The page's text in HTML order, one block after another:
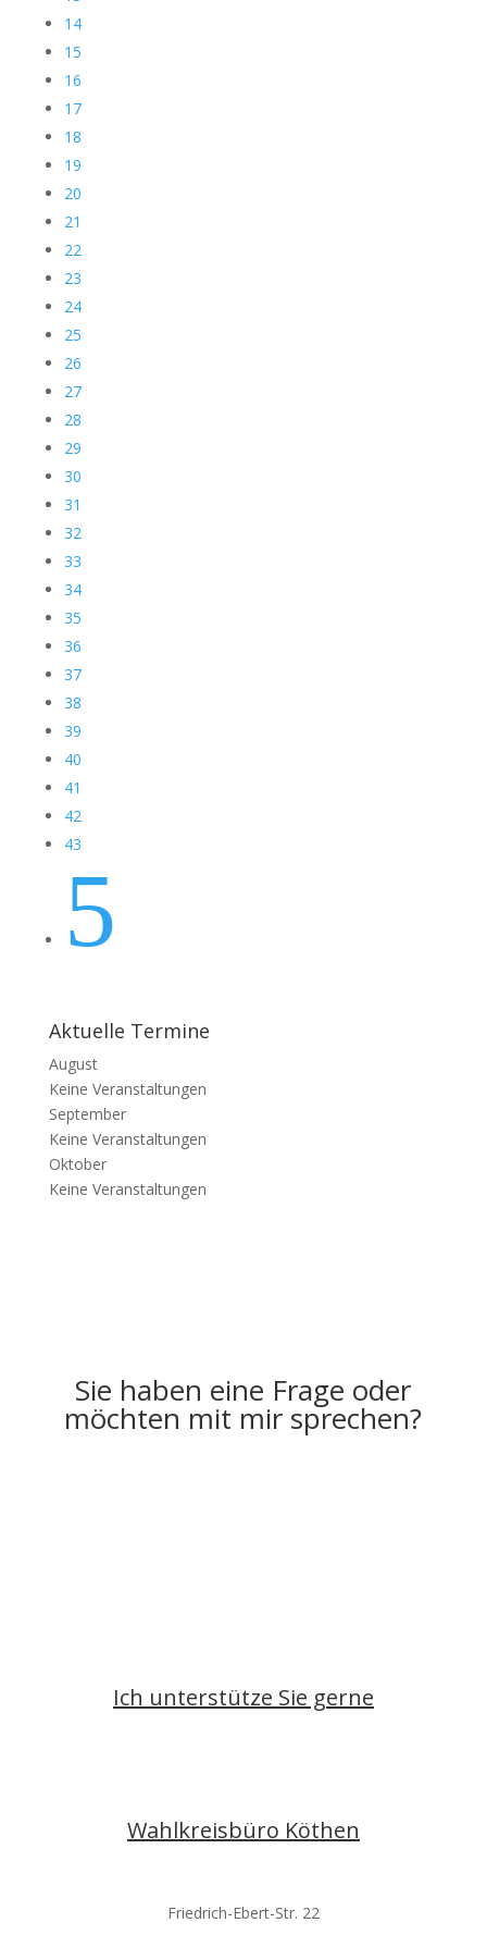
14
15
16
17
18
19
20
21
22
23
24
25
26
27
28
29
30
31
32
33
34
35
36
37
38
39
40
41
42
43
5
Aktuelle Termine
August
Keine Veranstaltungen
September
Keine Veranstaltungen
Oktober
Keine Veranstaltungen
Sie haben eine Frage oder
möchten mit mir sprechen?
Ich unterstütze Sie gerne
Wahlkreisbüro Köthen
Friedrich-Ebert-Str. 22